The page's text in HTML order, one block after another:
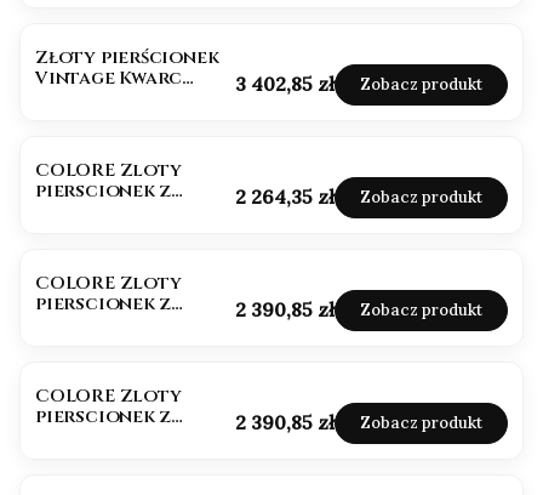
Złoty pierścionek
Vintage Kwarc
Cena
3 402,85 zł Zobacz produkt
COLORE Zloty
pierscionek z
Cena
2 264,35 zł Zobacz produkt
COLORE Zloty
pierscionek z
Cena
2 390,85 zł Zobacz produkt
COLORE Zloty
pierscionek z
Cena
2 390,85 zł Zobacz produkt